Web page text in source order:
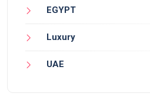
EGYPT
Luxury
UAE